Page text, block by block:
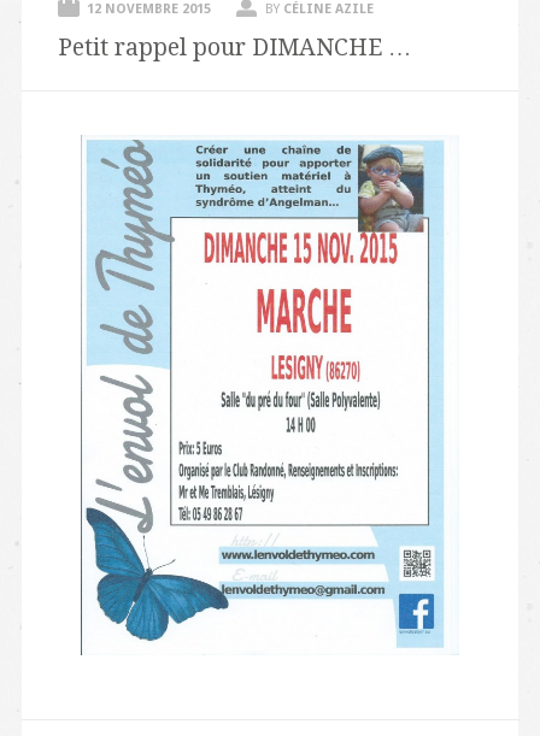
12 NOVEMBRE 2015 BY CÉLINE AZILE
Petit rappel pour DIMANCHE …